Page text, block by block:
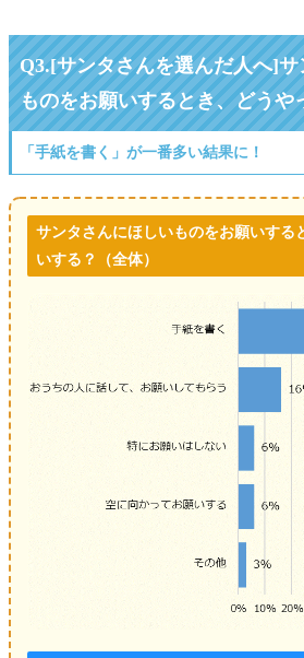
Q3.[サンタさんを選んだ人へ]
ものをお願いするとき、どうや
「手紙を書く」が一番多い結果に！
サンタさんにほしいものをお願いする
いする？（全体）